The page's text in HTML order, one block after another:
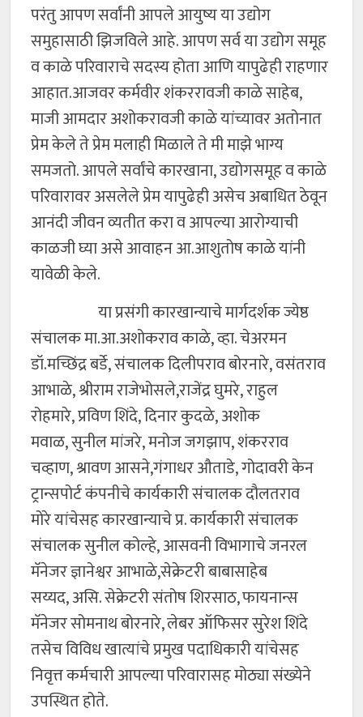
परंतु आपण सर्वांनी आपले आयुष्य या उद्योग
समुहासाठी झिजविले आहे. आपण सर्व या उद्योग समूह
व काळे परिवाराचे सदस्य होता आणि यापुढेही राहणार
आहात.आजवर कर्मवीर शंकररावजी काळे साहेब,
माजी आमदार अशोकरावजी काळे यांच्यावर अतोनात
प्रेम केले ते प्रेम मलाही मिळाले ते मी माझे भाग्य
समजतो. आपले सर्वांचे कारखाना, उद्योगसमूह व काळे
परिवारावर असलेले प्रेम यापुढेही असेच अबाधित ठेवून
आनंदी जीवन व्यतीत करा व आपल्या आरोग्याची
काळजी घ्या असे आवाहन आ.आशुतोष काळे यांनी
यावेळी केले.
या प्रसंगी कारखान्याचे मार्गदर्शक ज्येष्ठ
संचालक मा.आ.अशोकराव काळे, व्हा. चेअरमन
डॉ.मच्छिंद्र बर्डे, संचालक दिलीपराव बोरनारे, वसंतराव
आभाळे, श्रीराम राजेभोसले,राजेंद्र घुमरे, राहुल
रोहमारे, प्रविण शिंदे, दिनार कुदळे, अशोक
मवाळ, सुनील मांजरे, मनोज जगझाप, शंकरराव
चव्हाण, श्रावण आसने,गंगाधर औताडे, गोदावरी केन
ट्रान्सपोर्ट कंपनीचे कार्यकारी संचालक दौलतराव
मोरे यांचेसह कारखान्याचे प्र. कार्यकारी संचालक
संचालक सुनील कोल्हे, आसवनी विभागाचे जनरल
मॅनेजर ज्ञानेश्वर आभाळे,सेक्रेटरी बाबासाहेब
सय्यद, असि. सेक्रेटरी संतोष शिरसाठ, फायनान्स
मॅनेजर सोमनाथ बोरनारे, लेबर ऑफिसर सुरेश शिंदे
तसेच विविध खात्यांचे प्रमुख पदाधिकारी यांचेसह
निवृत्त कर्मचारी आपल्या परिवारासह मोठ्या संख्येने
उपस्थित होते.